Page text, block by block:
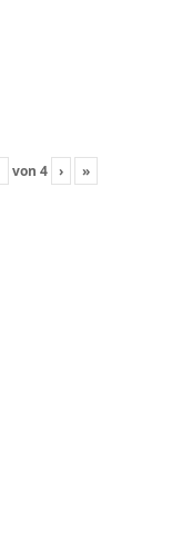
von 4 › »